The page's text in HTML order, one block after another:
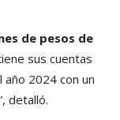
de pesos de
sus cuentas
2024 con un
detalló.